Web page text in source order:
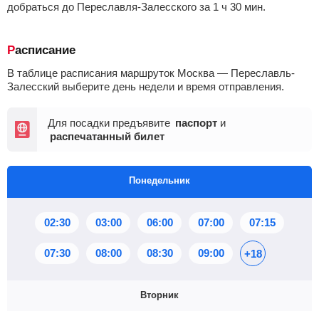
добраться до Переславля-Залесского за 1 ч 30 мин.
Расписание
В таблице расписания маршруток Москва — Переславль-
Залесский выберите день недели и время отправления.
Для посадки предъявите паспорт и
распечатанный билет
Понедельник
02:30 03:00 06:00 07:00 07:15
07:30 08:00 08:30 09:00 +18
Вторник